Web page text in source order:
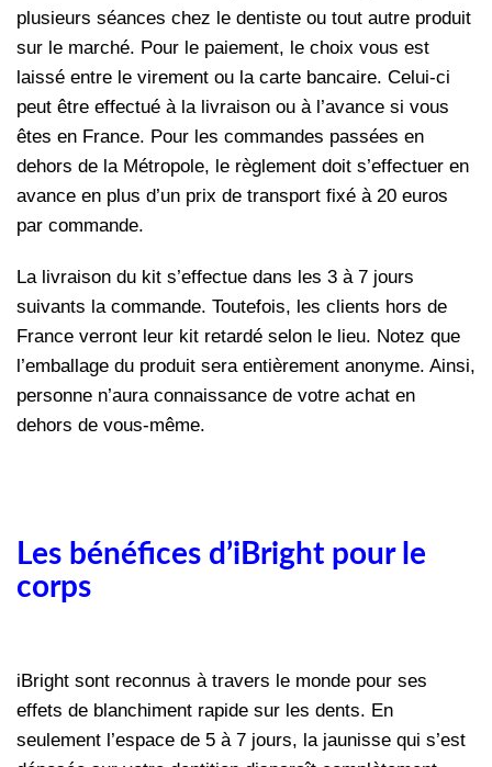
plusieurs séances chez le dentiste ou tout autre produit
sur le marché. Pour le paiement, le choix vous est
laissé entre le virement ou la carte bancaire. Celui-ci
peut être effectué à la livraison ou à l’avance si vous
êtes en France. Pour les commandes passées en
dehors de la Métropole, le règlement doit s’effectuer en
avance en plus d’un prix de transport fixé à 20 euros
par commande.
La livraison du kit s’effectue dans les 3 à 7 jours
suivants la commande. Toutefois, les clients hors de
France verront leur kit retardé selon le lieu. Notez que
l’emballage du produit sera entièrement anonyme. Ainsi,
personne n’aura connaissance de votre achat en
dehors de vous-même.
Les bénéfices d’iBright pour le
corps
iBright sont reconnus à travers le monde pour ses
effets de blanchiment rapide sur les dents. En
seulement l’espace de 5 à 7 jours, la jaunisse qui s’est